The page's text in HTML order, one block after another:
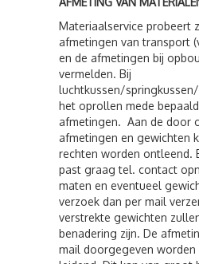
Materiaalservice probeert
afmetingen van transport
en de afmetingen bij
vermelden. Bij
luchtkussen/
het oprollen mede
afmetingen. Aan de door
afmetingen en gewichten
rechten worden ontleend.
past graag tel. contact
maten en eventueel
verzoek dan per mail
verstrekte gewichten
benadering zijn. De
mail doorgegeven worden